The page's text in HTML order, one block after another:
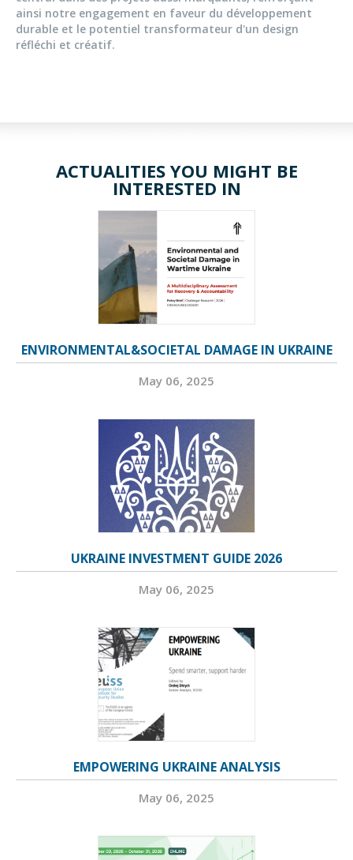
ainsi notre engagement en faveur du développement
durable et le potentiel transformateur d'un design
réfléchi et créatif.
ACTUALITIES YOU MIGHT BE
INTERESTED IN
ENVIRONMENTAL&SOCIETAL DAMAGE IN UKRAINE
May 06, 2025
UKRAINE INVESTMENT GUIDE 2026
May 06, 2025
EMPOWERING UKRAINE ANALYSIS
May 06, 2025